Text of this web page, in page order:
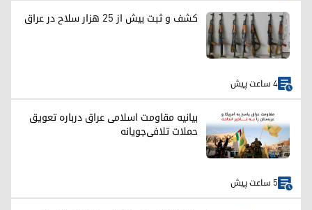
کشف و ثبت بیش از ۲۵ هزار سلاح در عراق
4 ساعت پیش
بیانیه مقاومت اسلامی عراق درباره تعویق
حملات تلافی‌جویانه
5 ساعت پیش